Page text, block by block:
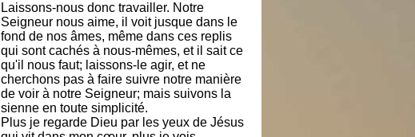
Laissons-nous donc travailler. Notre
Seigneur nous aime, il voit jusque dans le
fond de nos âmes, même dans ces replis
qui sont cachés à nous-mêmes, et il sait ce
qu'il nous faut; laissons-le agir, et ne
cherchons pas à faire suivre notre manière
de voir à notre Seigneur; mais suivons la
sienne en toute simplicité.
Plus je regarde Dieu par les yeux de Jésus